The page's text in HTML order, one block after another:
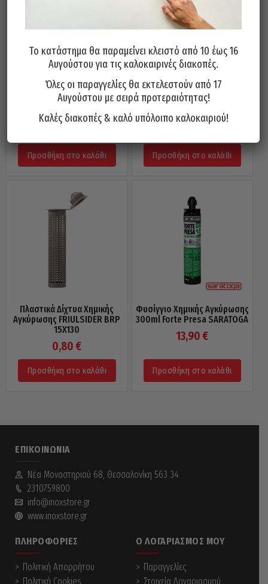
Πλαστικά Δίχτυα Χημικής
Αγκύρωσης FRIULSIDER BRP
15X85
Προσθήκη στο καλάθι
Φυσίγγιο Χημικής Αγκύρωσης
300ml HR955 FM
13,00€
Προσθήκη στο καλάθι
Πλαστικά Δίχτυα Χημικής
Αγκύρωσης FRIULSIDER BRP
15X130
0,80€
Προσθήκη στο καλάθι
Φυσίγγιο Χημικής Αγκύρωσης
300ml Forte Presa SARATOGA
13,90€
Προσθήκη στο καλάθι
ΕΠΙΚΟΙΝΩΝΊΑ
Νέα Mοναστηριού 68, Θεσσαλονίκη 563 34
2310759800
info@inoxstore.gr
www.inoxstore.gr
ΠΛΗΡΟΦΟΡΊΕΣ
Πολιτική Απορρήτου
Πολιτική Cookies
Ο ΛΟΓΑΡΙΑΣΜΌΣ ΜΟΥ
Παραγγελίες
Στοιχεία Λογαριασμού
Το κατάστημα θα παραμείνει κλειστό από 10 έως 16
Αυγούστου για τις καλοκαιρινές διακοπές.
Όλες οι παραγγελίες θα εκτελεστούν από 17
Αυγούστου με σειρά προτεραιότητας!
Καλές διακοπές & καλό υπόλοιπο καλοκαιριού!